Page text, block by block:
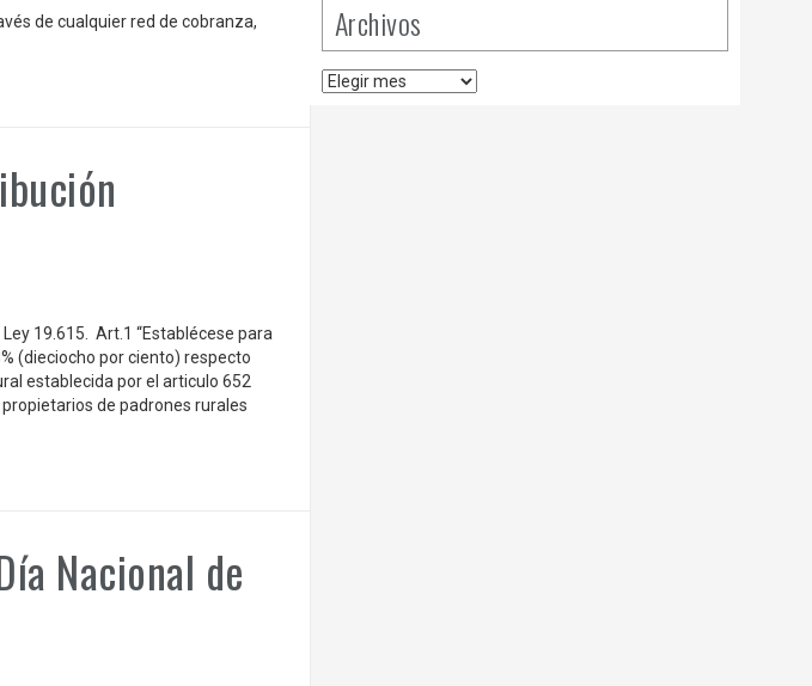
de cualquier red de cobranza,
19.615. Art.1 “Establécese para
(dieciocho por ciento) respecto
establecida por el articulo 652
propietarios de padrones rurales
Nacional de
Archivos
Archivos